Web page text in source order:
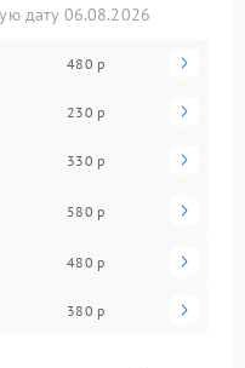
дату 06.08.2026
480 р
230 р
330 р
580 р
480 р
380 р